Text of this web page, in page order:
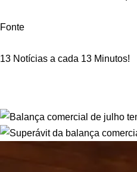
Fonte
13 Notícias a cada 13 Minutos!